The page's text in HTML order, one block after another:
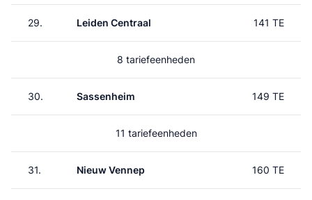
29. Leiden Centraal 141 TE
8 tariefeenheden
30. Sassenheim 149 TE
11 tariefeenheden
31. Nieuw Vennep 160 TE